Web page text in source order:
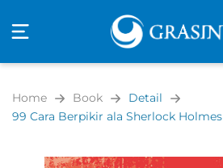
navigation
Home Book
Detail
99 Cara Berpikir ala Sherlock Holmes